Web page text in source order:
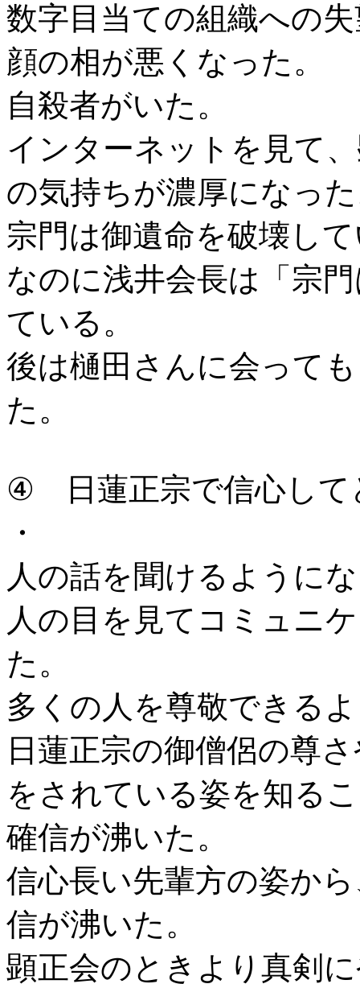
数字目当ての組織への
顔の相が悪くなった。
自殺者がいた。
インターネットを見て
の気持ちが濃厚になっ
宗門は御遺命を破壊し
なのに浅井会長は「宗
ている。
後は樋田さんに会って
た。
④ 日蓮正宗で信心して
・
人の話を聞けるように
人の目を見てコミュニ
た。
多くの人を尊敬できる
日蓮正宗の御僧侶の尊
をされている姿を知る
確信が沸いた。
信心長い先輩方の姿か
信が沸いた。
顕正会のときより真剣